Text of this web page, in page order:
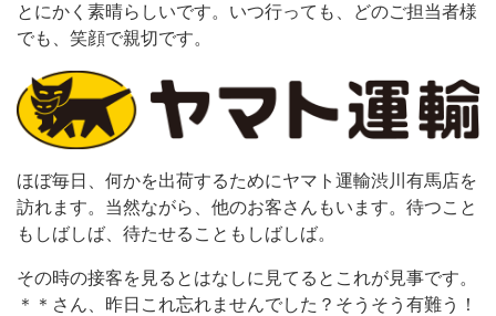
とにかく素晴らしいです。いつ行っても、どのご担当者様
でも、笑顔で親切です。
ほぼ毎日、何かを出荷するためにヤマト運輸渋川有馬店を
訪れます。当然ながら、他のお客さんもいます。待つこと
もしばしば、待たせることもしばしば。
その時の接客を見るとはなしに見てるとこれが見事です。
＊＊さん、昨日これ忘れませんでした？そうそう有難う！